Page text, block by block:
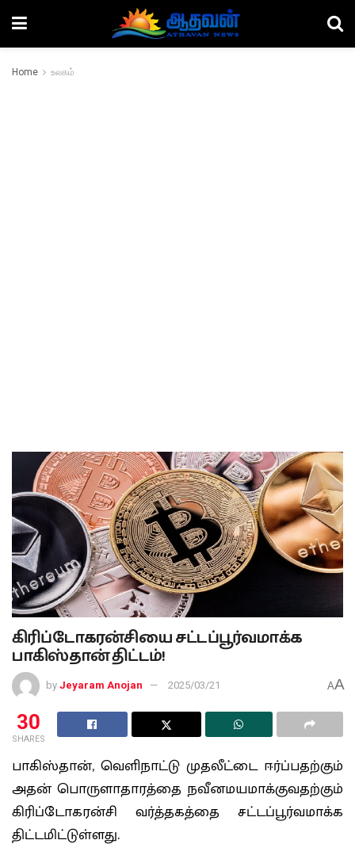
Home உலகம்
கிரிப்டோகரன்சியை சட்டப்பூர்வமாக்க
பாகிஸ்தான் திட்டம்!
by Jeyaram Anojan 2025/03/21 AA
30
SHARES
பாகிஸ்தான், வெளிநாட்டு முதலீட்டை ஈர்ப்பதற்கும்
அதன் பொருளாதாரத்தை நவீனமயமாக்குவதற்கும்
கிரிப்டோகரன்சி வர்த்தகத்தை சட்டப்பூர்வமாக்க
திட்டமிட்டுள்ளது.